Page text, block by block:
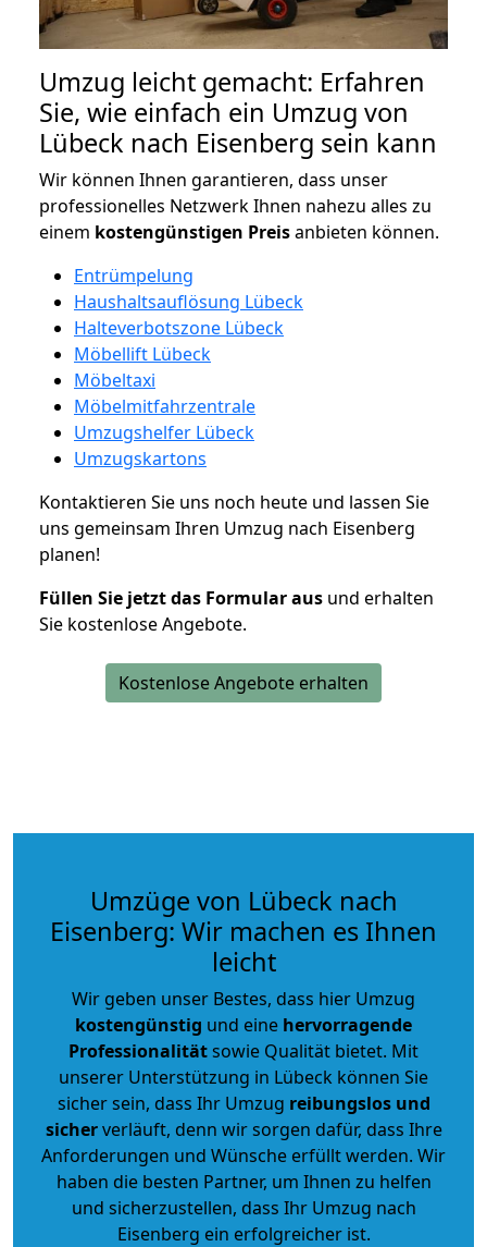
Umzug leicht gemacht: Erfahren
Sie, wie einfach ein Umzug von
Lübeck nach Eisenberg sein kann
Wir können Ihnen garantieren, dass unser
professionelles Netzwerk Ihnen nahezu alles zu
einem kostengünstigen Preisanbieten können.
Entrümpelung
Haushaltsauflösung Lübeck
Halteverbotszone Lübeck
Möbellift Lübeck
Möbeltaxi
Möbelmitfahrzentrale
Umzugshelfer Lübeck
Umzugskartons
Kontaktieren Sie uns noch heute und lassen Sie
uns gemeinsam Ihren Umzug nach Eisenberg
planen!
Füllen Sie jetzt das Formular aus und erhalten
Sie kostenlose Angebote.
Kostenlose Angebote erhalten
Umzüge von Lübeck nach
Eisenberg: Wir machen es Ihnen
leicht
Wir geben unser Bestes, dass hier Umzug
kostengünstig und eine hervorragende
Professionalitätsowie Qualität bietet. Mit
unserer Unterstützung in Lübeck können Sie
sicher sein, dass Ihr Umzug reibungslos und
sicherverläuft, denn wir sorgen dafür, dass Ihre
Anforderungen und Wünsche erfüllt werden. Wir
haben die besten Partner, um Ihnen zu helfen
und sicherzustellen, dass Ihr Umzug nach
Eisenberg ein erfolgreicher ist.